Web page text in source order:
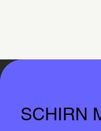
SCHIRN